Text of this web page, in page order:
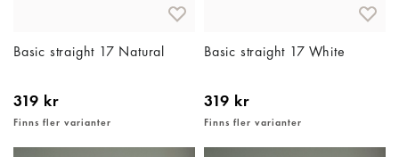
Basic straight 17 Natural
319 kr
Finns fler varianter
Basic straight 17 White
319 kr
Finns fler varianter